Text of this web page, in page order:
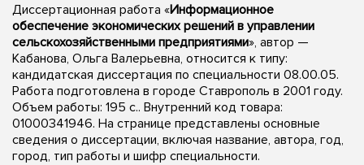
Диссертационная работа «Информационное
обеспечение экономических решений в управлении
сельскохозяйственными предприятиями», автор —
Кабанова, Ольга Валерьевна, относится к типу:
кандидатская диссертация по специальности 08.00.05.
Работа подготовлена в городе Ставрополь в 2001 году.
Объем работы: 195 с.. Внутренний код товара:
01000341946. На странице представлены основные
сведения о диссертации, включая название, автора, год,
город, тип работы и шифр специальности.